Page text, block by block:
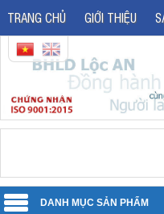
TRANG CHỦ GIỚI THIỆU